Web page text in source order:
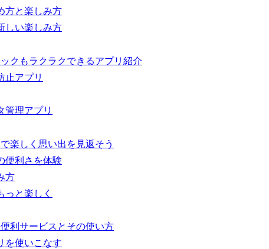
方と楽しみ方
しい楽しみ方
クもラクラクできるアプリ紹介
止アプリ
管理アプリ
楽しく思い出を見返そう
便利さを体験
方
っと楽しく
利サービスとその使い方
を使いこなす